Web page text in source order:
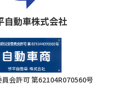
自動車株式会社
会許可第62104R070560号